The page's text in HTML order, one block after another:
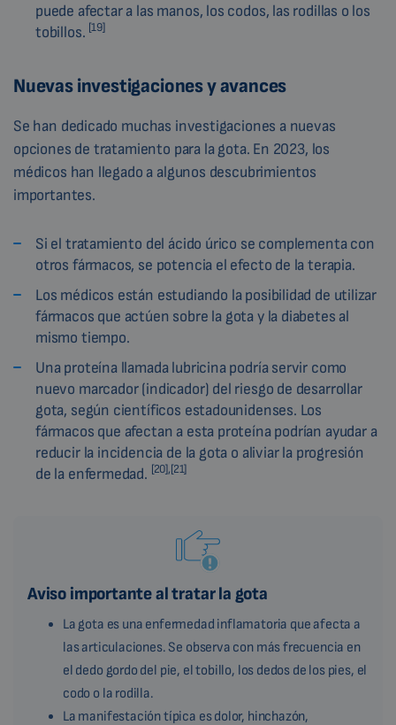
puede afectar a las manos, los codos, las rodillas o los
tobillos. [19]
Nuevas investigaciones y avances
Se han dedicado muchas investigaciones a nuevas
opciones de tratamiento para la gota. En 2023, los
médicos han llegado a algunos descubrimientos
importantes.
Si el tratamiento del ácido úrico se complementa con
otros fármacos, se potencia el efecto de la terapia.
Los médicos están estudiando la posibilidad de utilizar
fármacos que actúen sobre la gota y la diabetes al
mismo tiempo.
Una proteína llamada lubricina podría servir como
nuevo marcador (indicador) del riesgo de desarrollar
gota, según científicos estadounidenses. Los
fármacos que afectan a esta proteína podrían ayudar a
reducir la incidencia de la gota o aliviar la progresión
de la enfermedad. [20],[21]
Aviso importante al tratar la gota
La gota es una enfermedad inflamatoria que afecta a
las articulaciones. Se observa con más frecuencia en
el dedo gordo del pie, el tobillo, los dedos de los pies, el
codo o la rodilla.
La manifestación típica es dolor, hinchazón,